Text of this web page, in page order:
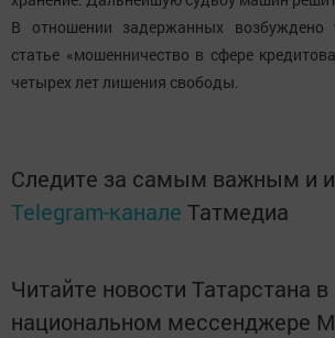
В отношении задержанных возбуждено
статье «мошенничество в сфере
четырех лет лишения свободы.
Следите за самым важным и
Telegram-канале Татмедиа
Читайте новости Татарстана в
национальном мессенджере